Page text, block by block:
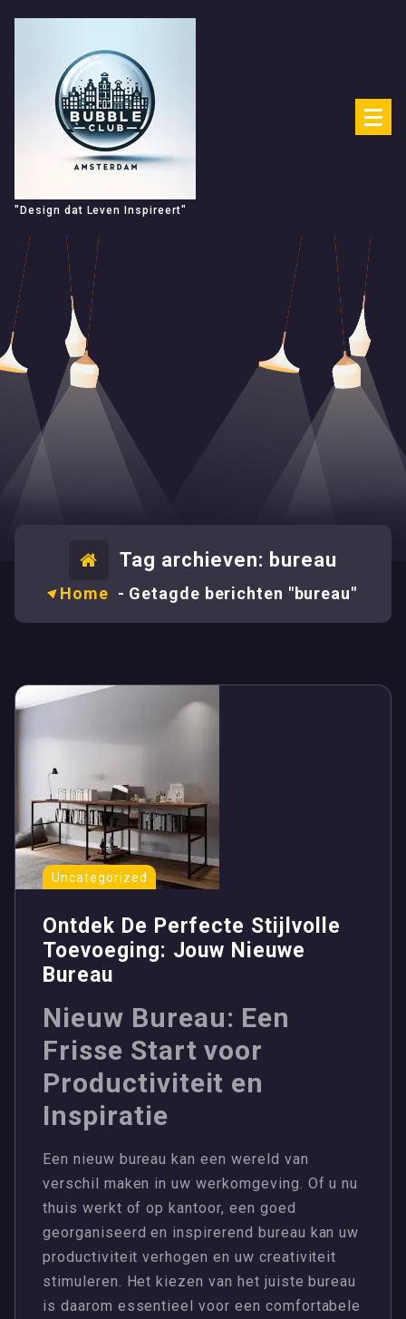
"Design dat Leven Inspireert"
Tag archieven: bureau
Home - Getagde berichten "bureau"
Uncategorized
Ontdek De Perfecte Stijlvolle
Toevoeging: Jouw Nieuwe
Bureau
Nieuw Bureau: Een
Frisse Start voor
Productiviteit en
Inspiratie
Een nieuw bureau kan een wereld van
verschil maken in uw werkomgeving. Of u nu
thuis werkt of op kantoor, een goed
georganiseerd en inspirerend bureau kan uw
productiviteit verhogen en uw creativiteit
stimuleren. Het kiezen van het juiste bureau
is daarom essentieel voor een comfortabele